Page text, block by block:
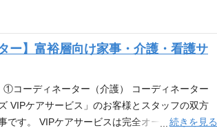
*を通して、当社サービスを世の中に浸透させて
介護・医療サービスの最適なコーディネートを
は ・お客様への入会に関するお問い合わ
客対応 ・ケアスタッフ教育・指導 ・介護施
須経験・スキル ・PCスキル（ワード、エクセ
・介護福祉士 ・サービス提供責任者経験者 ・
・社会福祉士等 コーディネーター（看護師）
】富裕層向け家事・介護・看護サ
コーディネーター（介護） コーディネーター
VIPケアサービス」のお客様とスタッフの双方
です。 VIPケアサービスは完全オーダーメイド
続きを見る